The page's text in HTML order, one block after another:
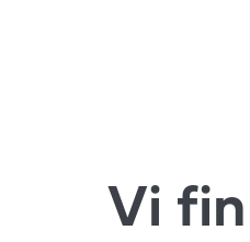
Vi